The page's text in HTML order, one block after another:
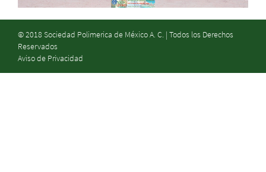
© 2018 Sociedad Polimerica de México A. C. | Todos los Derechos
Reservados
Aviso de Privacidad